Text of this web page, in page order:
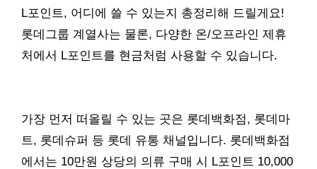
L포인트, 어디에 쓸 수 있는지 총정리해 드릴게요!
롯데그룹 계열사는 물론, 다양한 온/오프라인 제휴
처에서 L포인트를 현금처럼 사용할 수 있습니다.
가장 먼저 떠올릴 수 있는 곳은 롯데백화점, 롯데마
트, 롯데슈퍼 등 롯데 유통 채널입니다. 롯데백화점
에서는 10만원 상당의 의류 구매 시 L포인트 10,000